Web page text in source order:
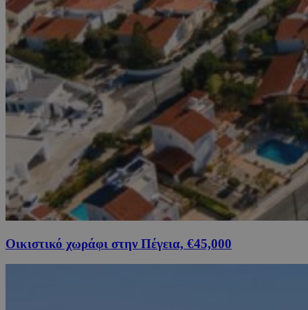
Οικιστικό χωράφι στην Πέγεια, €45,000